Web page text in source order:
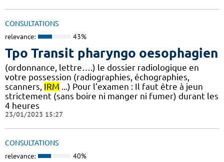
CONSULTATIONS
relevance: 43%
Tpo Transit pharyngo oesophagien
(ordonnance, lettre….) le dossier radiologique en
votre possession (radiographies, échographies,
scanners, IRM ...) Pour l’examen : Il faut être à jeun
strictement (sans boire ni manger ni fumer) durant les
4 heures
23/01/2023 15:27
CONSULTATIONS
relevance: 40%